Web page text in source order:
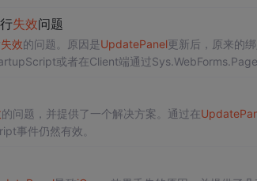
失效问题
失效的问题。原因是UpdatePanel更新后，原来的
或者在Client端通过
的问题，并提供了一个解决方案。通过在Update
事件仍然有效。